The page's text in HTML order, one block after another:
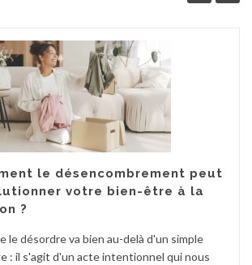
le désencombrement peut
votre bien-être à la
?
le désordre va bien au-delà d'un simple
: il s'agit d'un acte intentionnel qui nous